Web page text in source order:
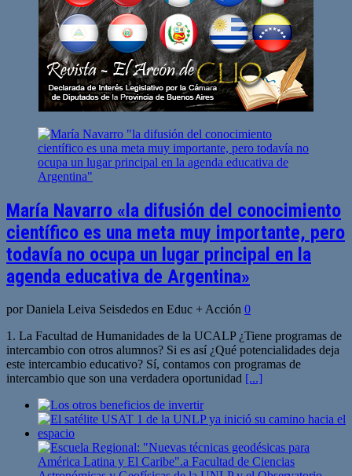
María Navarro «la difusión del conocimiento
científico es una meta muy importante, pero
todavía no ocupa un lugar principal en la
agenda educativa de Argentina»
por Daniela Leiva Seisdedos en Educ + Acción 0
1. La Facultad de Humanidades de la UCALP ¿Tiene programas de
intercambio con otros alumnos? Si es así ¿Qué potencialidades deja
este intercambio educativo? Sí, contamos con programas de
intercambio que son una verdadera oportunidad [...]